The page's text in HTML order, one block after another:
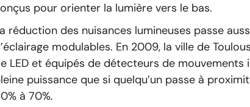
pour orienter la lumière vers le bas.
réduction des nuisances lumineuses passe
modulables. En 2009, la ville de
LED et équipés de détecteurs de
puissance que si quelqu’un passe à
à 70%.